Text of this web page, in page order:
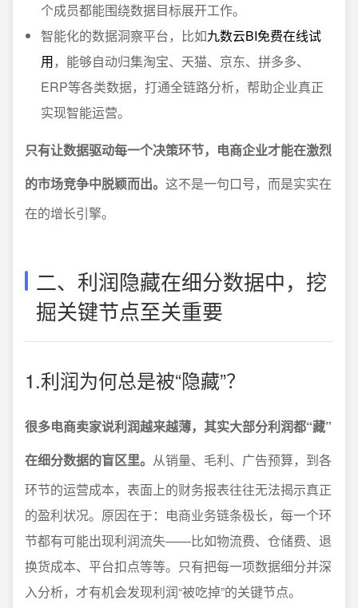
个成员都能围绕数据目标展开工作。
智能化的数据洞察平台，比如九数云BI免费在线试
用，能够自动归集淘宝、天猫、京东、拼多多、
ERP等各类数据，打通全链路分析，帮助企业真正
实现智能运营。
只有让数据驱动每一个决策环节，电商企业才能在激烈
的市场竞争中脱颖而出。 这不是一句口号，而是实实在
在的增长引擎。
二、利润隐藏在细分数据中，挖
掘关键节点至关重要
1.利润为何总是被“隐藏”？
很多电商卖家说利润越来越薄，其实大部分利润都“藏”
在细分数据的盲区里。 从销量、毛利、广告预算，到各
环节的运营成本，表面上的财务报表往往无法揭示真正
的盈利状况。原因在于：电商业务链条极长，每一个环
节都有可能出现利润流失——比如物流费、仓储费、退
换货成本、平台扣点等等。只有把每一项数据细分并深
入分析，才有机会发现利润“被吃掉”的关键节点。